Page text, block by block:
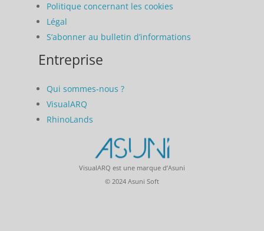
Politique concernant les cookies
Légal
S’abonner au bulletin d’informations
Entreprise
Qui sommes-nous ?
VisualARQ
RhinoLands
VisualARQ est une marque d’Asuni
© 2024 Asuni Soft